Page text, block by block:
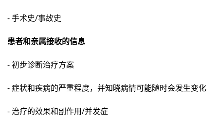
- 手术史/事故史
患者和亲属接收的信息
- 初步诊断治疗方案
- 症状和疾病的严重程度，并知晓病情可能随时会发生变化
- 治疗的效果和副作用/并发症